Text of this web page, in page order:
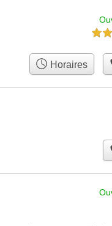
4,0
Horaires